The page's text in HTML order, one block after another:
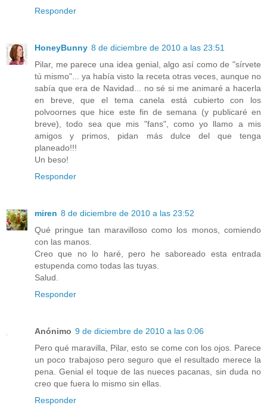
Responder
HoneyBunny 8 de diciembre de 2010 a las 23:51
Pilar, me parece una idea genial, algo así como de "sírvete
tú mismo"... ya había visto la receta otras veces, aunque no
sabía que era de Navidad... no sé si me animaré a hacerla
en breve, que el tema canela está cubierto con los
polvoornes que hice este fin de semana (y publicaré en
breve), todo sea que mis "fans", como yo llamo a mis
amigos y primos, pidan más dulce del que tenga
planeado!!!
Un beso!
Responder
miren 8 de diciembre de 2010 a las 23:52
Qué pringue tan maravilloso como los monos, comiendo
con las manos.
Creo que no lo haré, pero he saboreado esta entrada
estupenda como todas las tuyas.
Salud.
Responder
Anónimo 9 de diciembre de 2010 a las 0:06
Pero qué maravilla, Pilar, esto se come con los ojos. Parece
un poco trabajoso pero seguro que el resultado merece la
pena. Genial el toque de las nueces pacanas, sin duda no
creo que fuera lo mismo sin ellas.
Responder